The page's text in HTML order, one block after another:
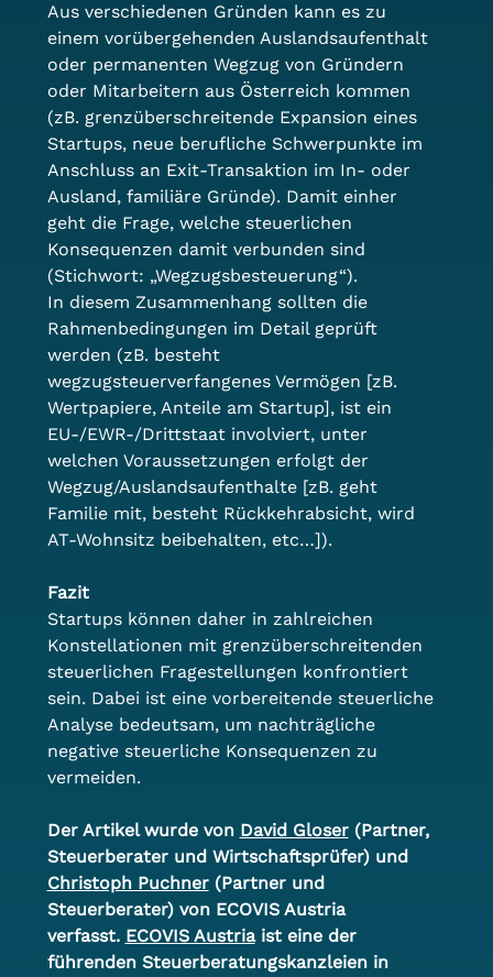
Aus verschiedenen Gründen kann es zu
einem vorübergehenden Auslandsaufenthalt
oder permanenten Wegzug von Gründern
oder Mitarbeitern aus Österreich kommen
(zB. grenzüberschreitende Expansion eines
Startups, neue berufliche Schwerpunkte im
Anschluss an Exit-Transaktion im In- oder
Ausland, familiäre Gründe). Damit einher
geht die Frage, welche steuerlichen
Konsequenzen damit verbunden sind
(Stichwort: „Wegzugsbesteuerung“).
In diesem Zusammenhang sollten die
Rahmenbedingungen im Detail geprüft
werden (zB. besteht
wegzugsteuerverfangenes Vermögen [zB.
Wertpapiere, Anteile am Startup], ist ein
EU-/EWR-/Drittstaat involviert, unter
welchen Voraussetzungen erfolgt der
Wegzug/Auslandsaufenthalte [zB. geht
Familie mit, besteht Rückkehrabsicht, wird
AT-Wohnsitz beibehalten, etc…]).
Fazit
Startups können daher in zahlreichen
Konstellationen mit grenzüberschreitenden
steuerlichen Fragestellungen konfrontiert
sein. Dabei ist eine vorbereitende steuerliche
Analyse bedeutsam, um nachträgliche
negative steuerliche Konsequenzen zu
vermeiden.
Der Artikel wurde von David Gloser (Partner,
Steuerberater und Wirtschaftsprüfer) und
Christoph Puchner (Partner und
Steuerberater) von ECOVIS Austria
verfasst. ECOVIS Austria ist eine der
führenden Steuerberatungskanzleien in